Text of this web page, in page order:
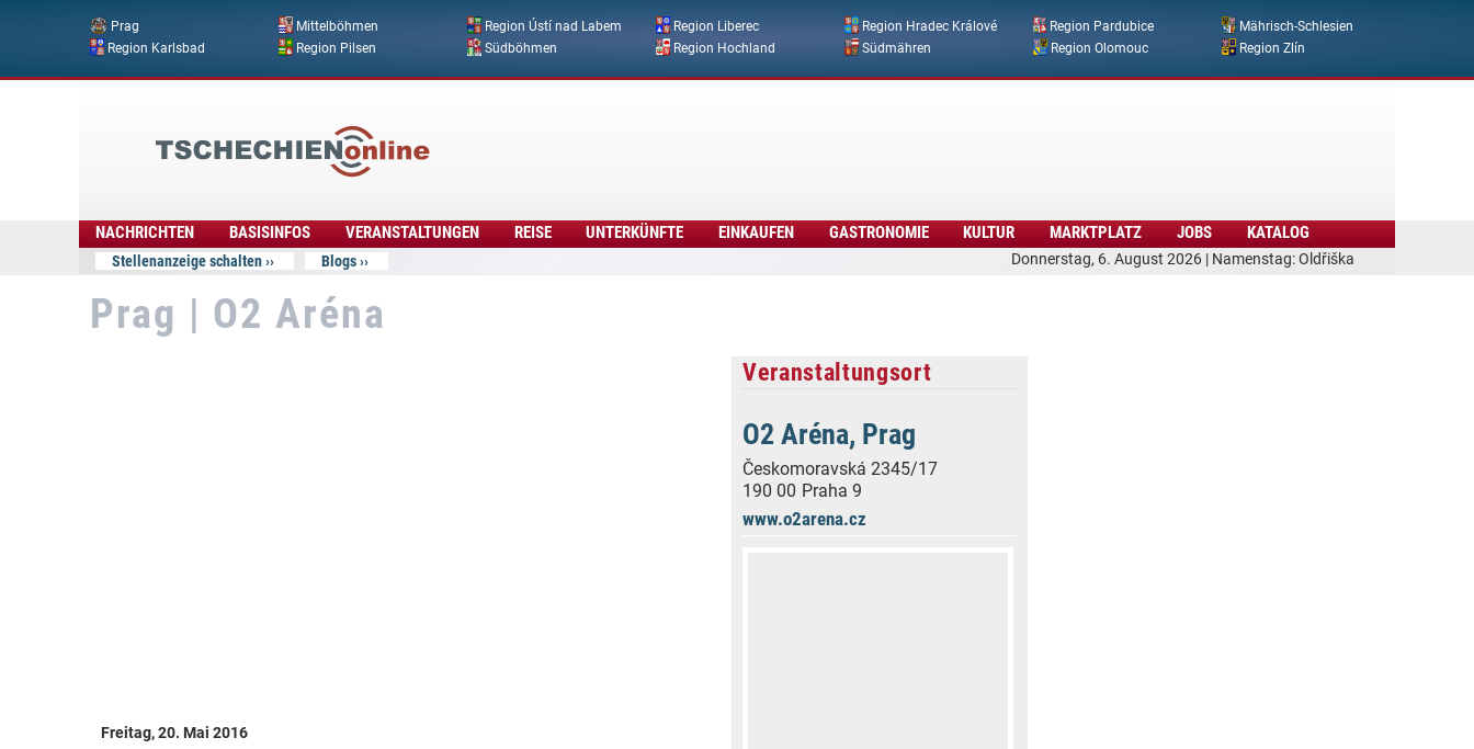
Direkt zum Inhalt
Prag Mittelböhmen Region Ústí nad Labem Region Liberec Region Hradec Králové Region Pardubice
Mährisch-Schlesien
Region Karlsbad
Region Pilsen Südböhmen Region Hochland Südmähren Region Olomouc Region Zlín
Donnerstag, 6. August 2026 | Namenstag: Oldřiška
Online
NACHRICHTEN BASISINFOS VERANSTALTUNGEN REISE UNTERKÜNFTE EINKAUFEN GASTRONOMIE KULTUR MARKTPLATZ JOBS KATALOG
Stellenanzeige schalten Blogs
Prag | O2 Aréna
Freitag, 20. Mai 2016
Veranstaltungsort
O2 Aréna, Prag
Českomoravská 2345/17
190 00 Praha 9
www.o2arena.cz